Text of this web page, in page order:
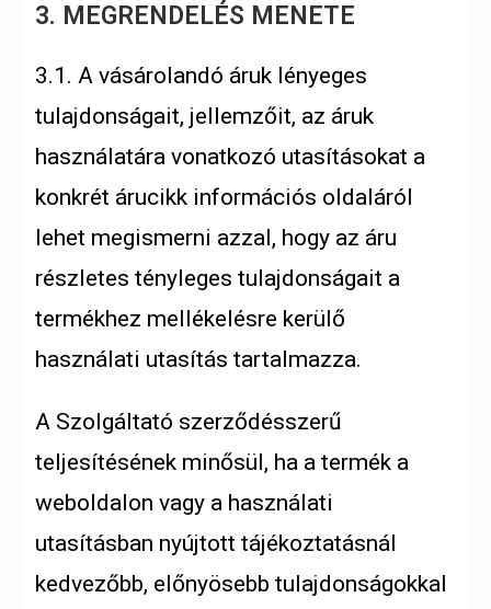
3. MEGRENDELÉS MENETE
3.1. A vásárolandó áruk lényeges
tulajdonságait, jellemzőit, az áruk
használatára vonatkozó utasításokat a
konkrét árucikk információs oldaláról
lehet megismerni azzal, hogy az áru
részletes tényleges tulajdonságait a
termékhez mellékelésre kerülő
használati utasítás tartalmazza.
A Szolgáltató szerződésszerű
teljesítésének minősül, ha a termék a
weboldalon vagy a használati
utasításban nyújtott tájékoztatásnál
kedvezőbb, előnyösebb tulajdonságokkal